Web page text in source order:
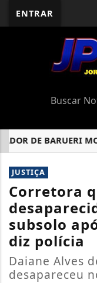
ENTRAR
DE BARUERI
EM ALTA
JUSTIÇA
Corretora
subsolo
diz polícia
Daiane Alves
desapareceu